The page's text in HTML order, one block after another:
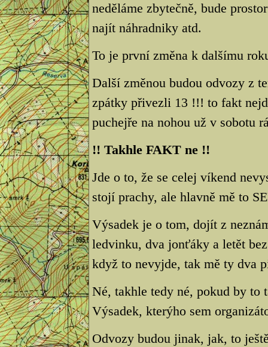
neděláme zbytečně, bude
najít náhradniky atd.
To je první změna k dalšímu
Další změnou budou odvozy z
zpátky přivezli 13 !!! to fakt
puchejře na nohou už v sobotu
!! Takhle FAKT ne !!
Jde o to, že se celej víkend
stojí prachy, ale hlavně mě to
Výsadek je o tom, dojít z
ledvinku, dva jonťáky a letět
když to nevyjde, tak mě ty dva
Né, takhle tedy né, pokud by to
Výsadek, kterýho sem
Odvozy budou jinak, jak, to